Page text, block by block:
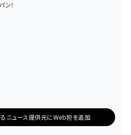
ン！
ニュース提供元にWeb担を追加